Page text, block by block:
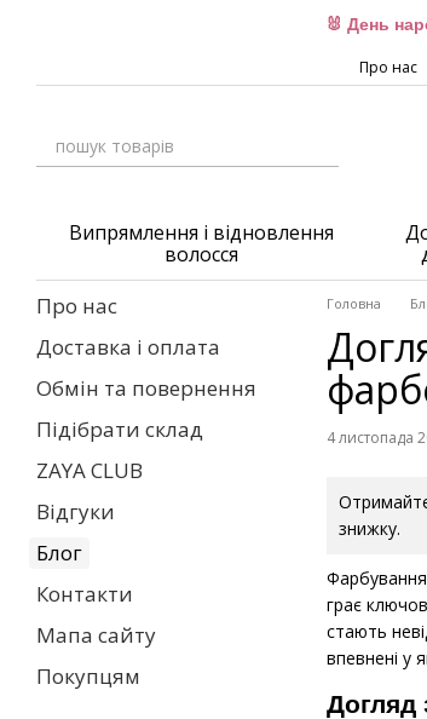
🐰 День
Про нас
Випрямлення і відновлення
волосся
Головна
4 листопада
знижку.
грає
стають
впевнені у
Догляд
Про нас
Доставка і оплата
Обмін та повернення
Підібрати склад
ZAYA CLUB
Відгуки
Блог
Контакти
Мапа сайту
Покупцям